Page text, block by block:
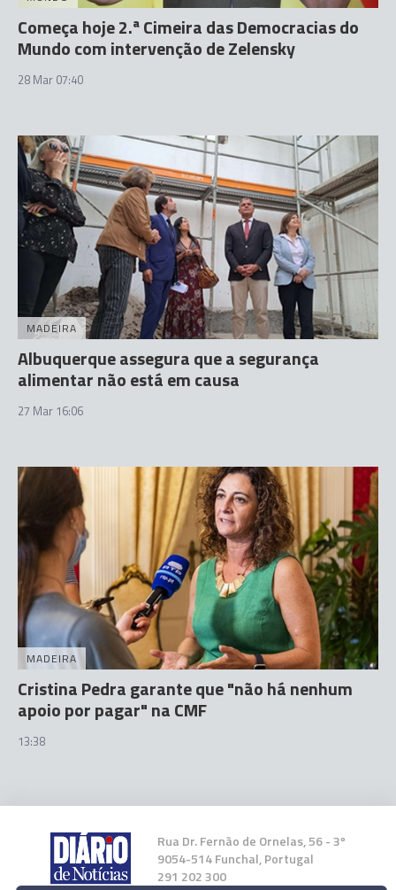
Começa hoje 2.ª Cimeira das Democracias do
Mundo com intervenção de Zelensky
28 Mar 07:40
MADEIRA
Albuquerque assegura que a segurança
alimentar não está em causa
27 Mar 16:06
MADEIRA
Cristina Pedra garante que "não há nenhum
apoio por pagar" na CMF
13:38
Rua Dr. Fernão de Ornelas, 56 - 3º
9054-514 Funchal, Portugal
291 202 300